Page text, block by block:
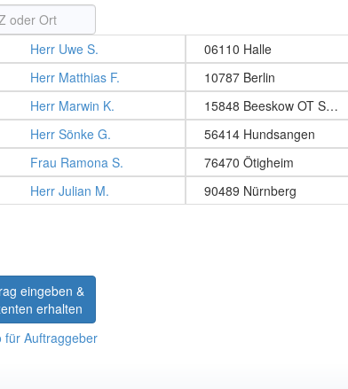
Herr Uwe S. 06110 Halle
Herr Matthias F. 10787 Berlin
Herr Marwin K. 15848 Beeskow OT Schneeberg
Herr Sönke G. 56414 Hundsangen
Frau Ramona S. 76470 Ötigheim
Herr Julian M. 90489 Nürnberg
eingeben &
erhalten
für Auftraggeber